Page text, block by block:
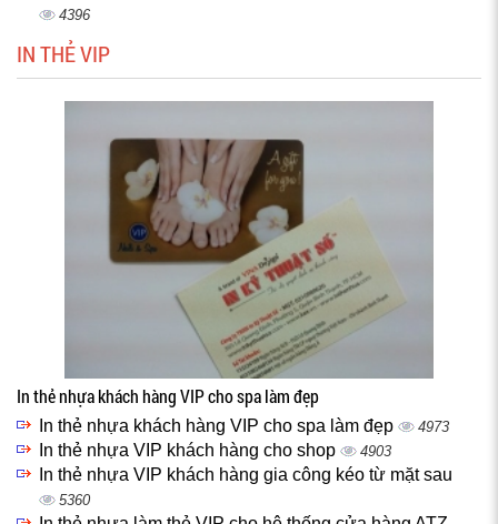
4396
IN THẺ VIP
In thẻ nhựa khách hàng VIP cho spa làm đẹp
In thẻ nhựa khách hàng VIP cho spa làm đẹp 4973
In thẻ nhựa VIP khách hàng cho shop 4903
In thẻ nhựa VIP khách hàng gia công kéo từ mặt sau
5360